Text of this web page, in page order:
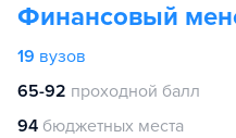
Финансовый
19 вузов
65-92 проходной балл
94 бюджетных места